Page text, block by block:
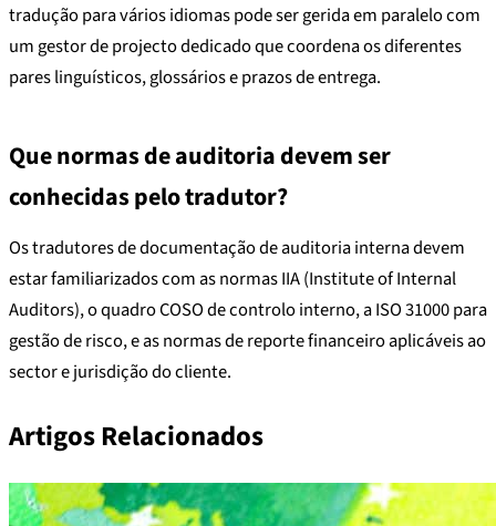
tradução para vários idiomas pode ser gerida em paralelo com
um gestor de projecto dedicado que coordena os diferentes
pares linguísticos, glossários e prazos de entrega.
Que normas de auditoria devem ser
conhecidas pelo tradutor?
Os tradutores de documentação de auditoria interna devem
estar familiarizados com as normas IIA (Institute of Internal
Auditors), o quadro COSO de controlo interno, a ISO 31000 para
gestão de risco, e as normas de reporte financeiro aplicáveis ao
sector e jurisdição do cliente.
Artigos Relacionados